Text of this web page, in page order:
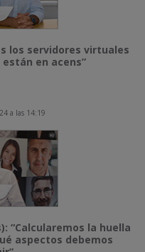
los servidores virtuales
en acens”
a las 14:19
“Calcularemos la huella
aspectos debemos